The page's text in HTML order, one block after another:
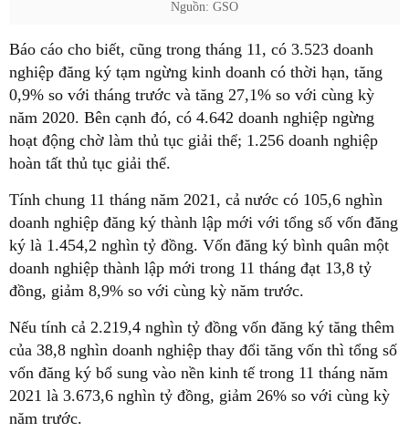
Nguồn: GSO
Báo cáo cho biết, cũng trong tháng 11, có 3.523 doanh
nghiệp đăng ký tạm ngừng kinh doanh có thời hạn, tăng
0,9% so với tháng trước và tăng 27,1% so với cùng kỳ
năm 2020. Bên cạnh đó, có 4.642 doanh nghiệp ngừng
hoạt động chờ làm thủ tục giải thể; 1.256 doanh nghiệp
hoàn tất thủ tục giải thể.
Tính chung 11 tháng năm 2021, cả nước có 105,6 nghìn
doanh nghiệp đăng ký thành lập mới với tổng số vốn đăng
ký là 1.454,2 nghìn tỷ đồng. Vốn đăng ký bình quân một
doanh nghiệp thành lập mới trong 11 tháng đạt 13,8 tỷ
đồng, giảm 8,9% so với cùng kỳ năm trước.
Nếu tính cả 2.219,4 nghìn tỷ đồng vốn đăng ký tăng thêm
của 38,8 nghìn doanh nghiệp thay đổi tăng vốn thì tổng số
vốn đăng ký bổ sung vào nền kinh tế trong 11 tháng năm
2021 là 3.673,6 nghìn tỷ đồng, giảm 26% so với cùng kỳ
năm trước.